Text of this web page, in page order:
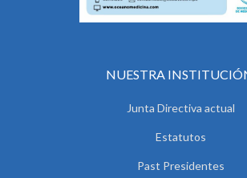
NUESTRA
Junta Directiva actual
Estatutos
Past Presidentes